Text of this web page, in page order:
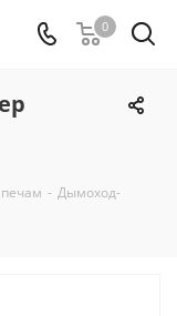
0
- Дымоход-